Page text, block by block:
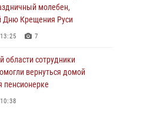
молебен,
Дню Крещения Руси
7
области сотрудники
вернуться домой
пенсионерке